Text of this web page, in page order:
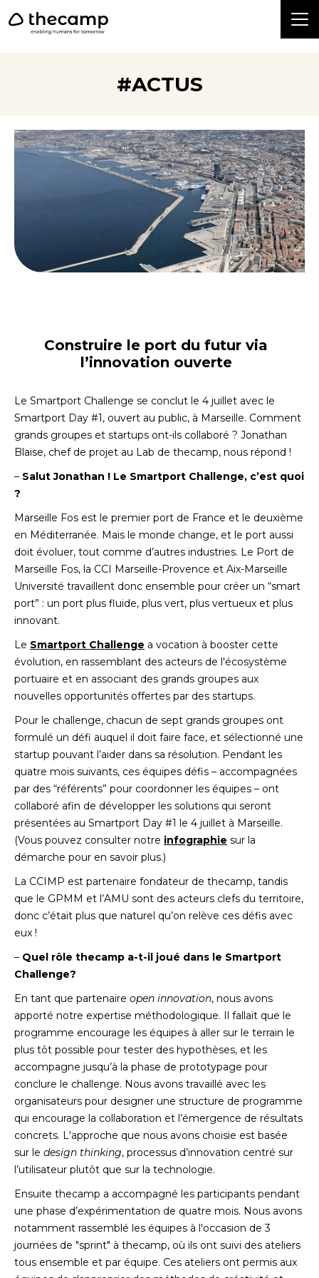
#ACTUS
Construire le port du futur via
l’innovation ouverte
Le Smartport Challenge se conclut le 4 juillet avec le
Smartport Day #1, ouvert au public, à Marseille. Comment
grands groupes et startups ont-ils collaboré ? Jonathan
Blaise, chef de projet au Lab de thecamp, nous répond !
– Salut Jonathan ! Le Smartport Challenge, c’est quoi
?
Marseille Fos est le premier port de France et le deuxième
en Méditerranée. Mais le monde change, et le port aussi
doit évoluer, tout comme d’autres industries. Le Port de
Marseille Fos, la CCI Marseille-Provence et Aix-Marseille
Université travaillent donc ensemble pour créer un “smart
port” : un port plus fluide, plus vert, plus vertueux et plus
innovant.
Le Smartport Challenge a vocation à booster cette
évolution, en rassemblant des acteurs de l'écosystème
portuaire et en associant des grands groupes aux
nouvelles opportunités offertes par des startups.
Pour le challenge, chacun de sept grands groupes ont
formulé un défi auquel il doit faire face, et sélectionné une
startup pouvant l’aider dans sa résolution. Pendant les
quatre mois suivants, ces équipes défis – accompagnées
par des “référents” pour coordonner les équipes – ont
collaboré afin de développer les solutions qui seront
présentées au Smartport Day #1 le 4 juillet à Marseille.
(Vous pouvez consulter notre infographie sur la
démarche pour en savoir plus.)
La CCIMP est partenaire fondateur de thecamp, tandis
que le GPMM et l’AMU sont des acteurs clefs du territoire,
donc c’était plus que naturel qu’on relève ces défis avec
eux !
– Quel rôle thecamp a-t-il joué dans le Smartport
Challenge?
En tant que partenaire open innovation, nous avons
apporté notre expertise méthodologique. Il fallait que le
programme encourage les équipes à aller sur le terrain le
plus tôt possible pour tester des hypothèses, et les
accompagne jusqu’à la phase de prototypage pour
conclure le challenge. Nous avons travaillé avec les
organisateurs pour designer une structure de programme
qui encourage la collaboration et l’émergence de résultats
concrets. L'approche que nous avons choisie est basée
sur le design thinking, processus d’innovation centré sur
l’utilisateur plutôt que sur la technologie.
Ensuite thecamp a accompagné les participants pendant
une phase d’expérimentation de quatre mois. Nous avons
notamment rassemblé les équipes à l'occasion de 3
journées de "sprint" à thecamp, où ils ont suivi des ateliers
tous ensemble et par équipe. Ces ateliers ont permis aux